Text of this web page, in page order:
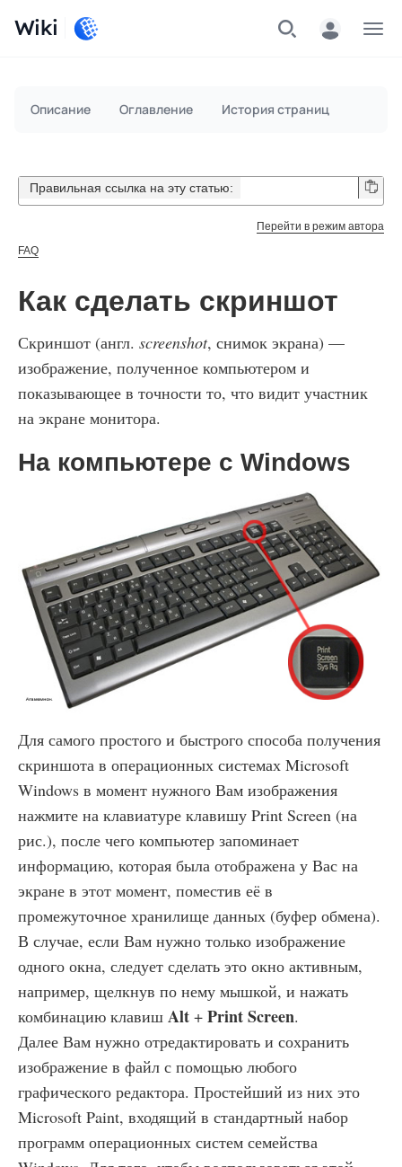
Wiki
Описание Оглавление История страниц
Правильная ссылка на эту статью:
Перейти в режим автора
FAQ
Как сделать скриншот
Скриншот (англ. screenshot, снимок экрана) —
изображение, полученное компьютером и
показывающее в точности то, что видит участник
на экране монитора.
На компьютере с Windows
Для самого простого и быстрого способа получения
скриншота в операционных системах Microsoft
Windows в момент нужного Вам изображения
нажмите на клавиатуре клавишу Print Screen (на
рис.), после чего компьютер запоминает
информацию, которая была отображена у Вас на
экране в этот момент, поместив её в
промежуточное хранилище данных (буфер обмена).
В случае, если Вам нужно только изображение
одного окна, следует сделать это окно активным,
например, щелкнув по нему мышкой, и нажать
комбинацию клавиш Alt + Print Screen.
Далее Вам нужно отредактировать и сохранить
изображение в файл с помощью любого
графического редактора. Простейший из них это
Microsoft Paint, входящий в стандартный набор
программ операционных систем семейства